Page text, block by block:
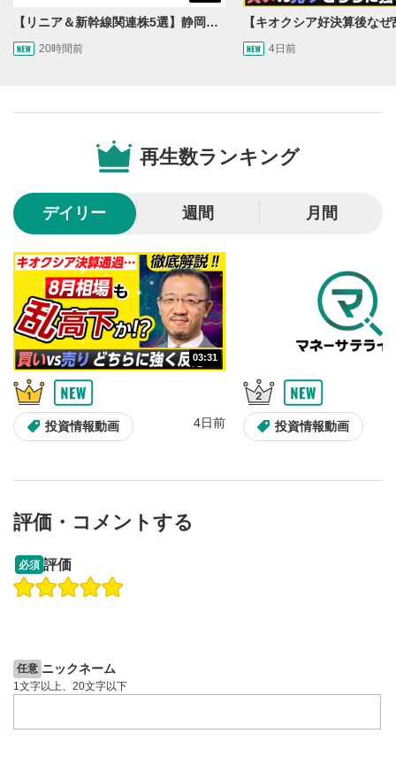
再生位置を示しています。再生したい位置をクリック
するとその位置から動画が再生されます。
スライダーを上下すると音量が調整できます。
8
全画面表示
動画が全画面で表示されます。再度クリックすると元
のサイズに戻ります。
【リニア＆新幹線関連株5選】静岡県知事の承認でリニア路線工事進展！北陸新幹線も「小浜・京都ルート」再決定！関連する注目の銘柄は？＜たけぞうNEWS＞
20時間前 4日前
再生数ランキング
デイリー 週間 月間
03:31
投資情報動画 4日前 投資情報動画
操作説明動画
評価・コメントする
必須 評価
任意 ニックネーム
1文字以上、20文字以下